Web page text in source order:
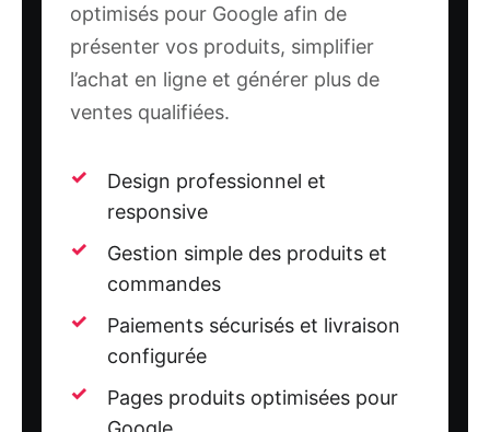
optimisés pour Google afin de
présenter vos produits, simplifier
l’achat en ligne et générer plus de
ventes qualifiées.
Design professionnel et
responsive
Gestion simple des produits et
commandes
Paiements sécurisés et livraison
configurée
Pages produits optimisées pour